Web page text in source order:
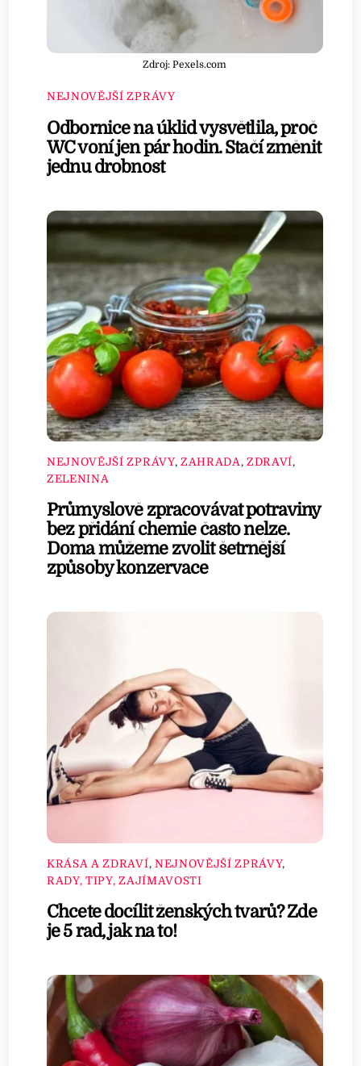
Zdroj: Pexels.com
NEJNOVĚJŠÍ ZPRÁVY
Odbornice na úklid vysvětlila, proč
WC voní jen pár hodin. Stačí změnit
jednu drobnost
NEJNOVĚJŠÍ ZPRÁVY, ZAHRADA , ZDRAVÍ,
ZELENINA
Průmyslově zpracovávat potraviny
bez přidání chemie často nelze.
Doma můžeme zvolit šetrnější
způsoby konzervace
KRÁSA A ZDRAVÍ, NEJNOVĚJŠÍ ZPRÁVY,
RADY, TIPY, ZAJÍMAVOSTI
Chcete docílit ženských tvarů? Zde
je 5 rad, jak na to!